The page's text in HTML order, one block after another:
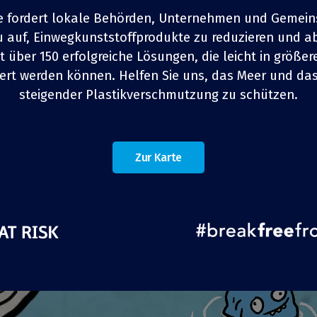
in London basierte, nachhaltige und
für Essen zum Mitnehmen. Die
bestellt und per Fahrrad in Edelstahlbehältern
Lieferungen in dabbas dafür gesorgt hat, dass
Kunststoffbehältnisse verwendet wurden. Durch die
TEILEN z TEILEN 4 TEILEN
fordert lokale Behörden, Unternehmen und
auf, Einwegkunststoffprodukte zu reduzieren und
über 150 erfolgreiche Lösungen, die leicht in
werden können. Helfen Sie uns, das Meer und
steigender Plastikverschmutzung zu schützen.
Zur Karte
TEILEN z TEILEN 4 TEILEN